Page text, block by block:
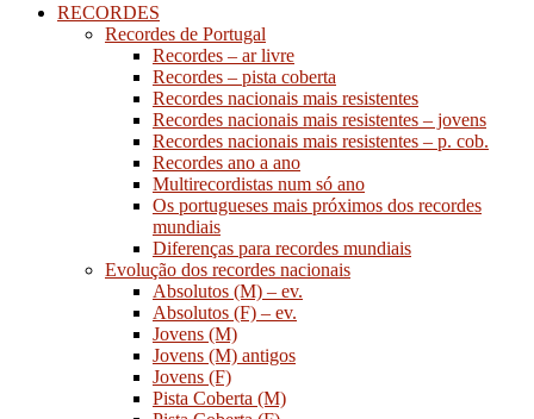
RECORDES
Recordes de Portugal
Recordes – ar livre
Recordes – pista coberta
Recordes nacionais mais resistentes
Recordes nacionais mais resistentes – jovens
Recordes nacionais mais resistentes – p. cob.
Recordes ano a ano
Multirecordistas num só ano
Os portugueses mais próximos dos recordes
mundiais
Diferenças para recordes mundiais
Evolução dos recordes nacionais
Absolutos (M) – ev.
Absolutos (F) – ev.
Jovens (M)
Jovens (M) antigos
Jovens (F)
Pista Coberta (M)